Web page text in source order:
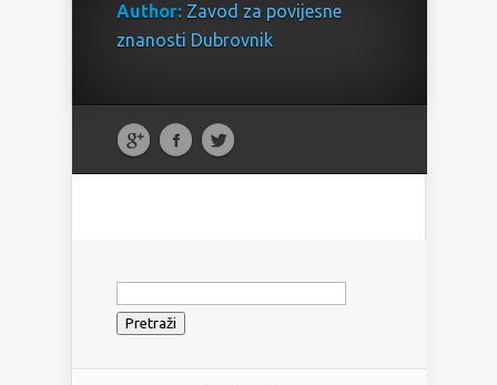
Author: Zavod za povijesne
znanosti Dubrovnik
Pretraži: